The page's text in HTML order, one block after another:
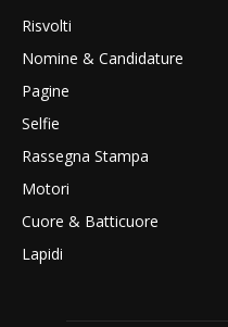
Risvolti
Nomine & Candidature
Pagine
Selfie
Rassegna Stampa
Motori
Cuore & Batticuore
Lapidi